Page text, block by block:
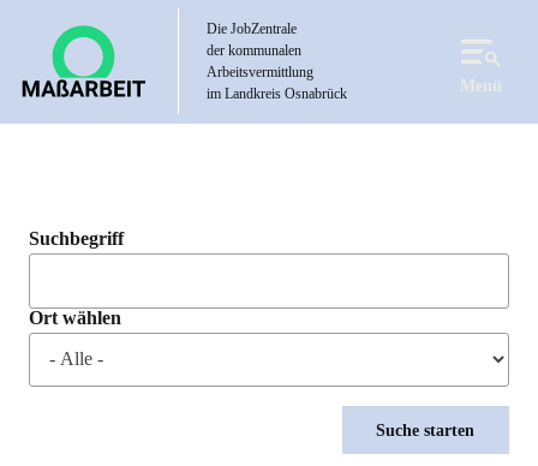
Die JobZentrale
der kommunalen
Arbeitsvermittlung
im Landkreis Osnabrück
Menü
Suchbegriff
Ort wählen